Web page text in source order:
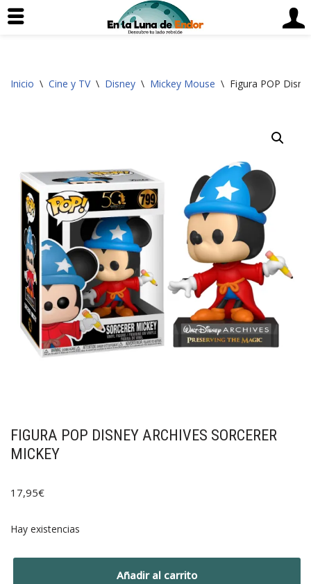
al
Inicio \ Cine y TV \ Disney \ Mickey Mouse \ Figura POP
FIGURA POP DISNEY ARCHIVES SORCERER
MICKEY
17,95€
Hay existencias
Añadir al carrito